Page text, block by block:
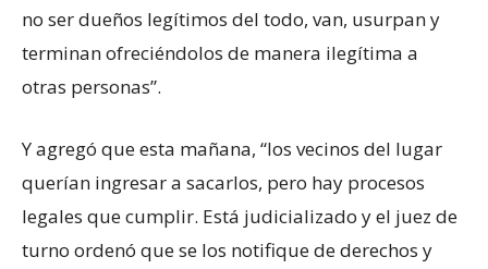
no ser dueños legítimos del todo, van, usurpan y
terminan ofreciéndolos de manera ilegítima a
otras personas”.
Y agregó que esta mañana, “los vecinos del lugar
querían ingresar a sacarlos, pero hay procesos
legales que cumplir. Está judicializado y el juez de
turno ordenó que se los notifique de derechos y